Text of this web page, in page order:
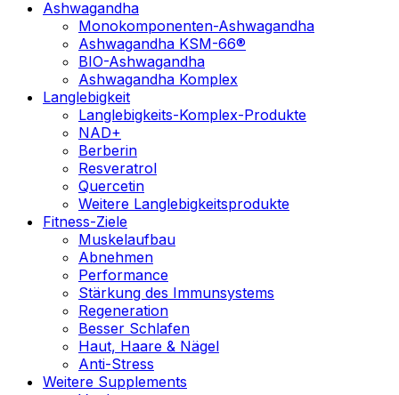
Ashwagandha
Monokomponenten-Ashwagandha
Ashwagandha KSM-66®
BIO-Ashwagandha
Ashwagandha Komplex
Langlebigkeit
Langlebigkeits-Komplex-Produkte
NAD+
Berberin
Resveratrol
Quercetin
Weitere Langlebigkeitsprodukte
Fitness-Ziele
Muskelaufbau
Abnehmen
Performance
Stärkung des Immunsystems
Regeneration
Besser Schlafen
Haut, Haare & Nägel
Anti-Stress
Weitere Supplements